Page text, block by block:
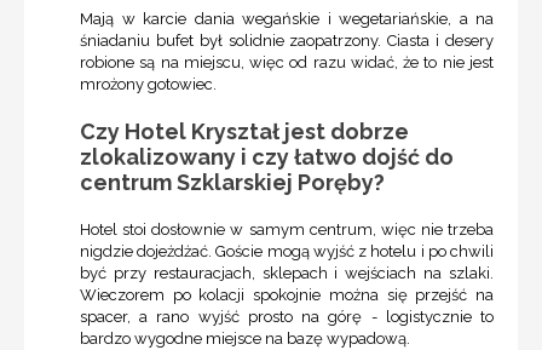
Mają w karcie dania wegańskie i wegetariańskie, a na
śniadaniu bufet był solidnie zaopatrzony. Ciasta i desery
robione są na miejscu, więc od razu widać, że to nie jest
mrożony gotowiec.
Czy Hotel Kryształ jest dobrze
zlokalizowany i czy łatwo dojść do
centrum Szklarskiej Poręby?
Hotel stoi dosłownie w samym centrum, więc nie trzeba
nigdzie dojeżdżać. Goście mogą wyjść z hotelu i po chwili
być przy restauracjach, sklepach i wejściach na szlaki.
Wieczorem po kolacji spokojnie można się przejść na
spacer, a rano wyjść prosto na górę - logistycznie to
bardzo wygodne miejsce na bazę wypadową.